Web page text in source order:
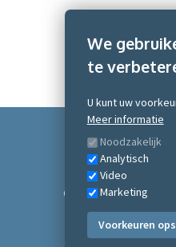
©Scobe Academy 2026
We
te
U kunt uw
Meer informatie
Noodzakelijk
Analytisch
Video
Marketing
Voorkeuren